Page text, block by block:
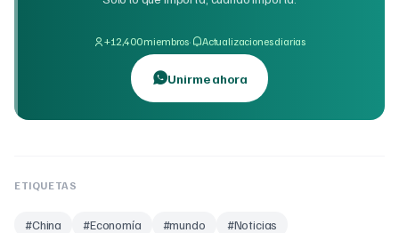
+12,400 miembros· Actualizaciones diarias
Unirme ahora
ETIQUETAS
#China #Economía #mundo #Noticias